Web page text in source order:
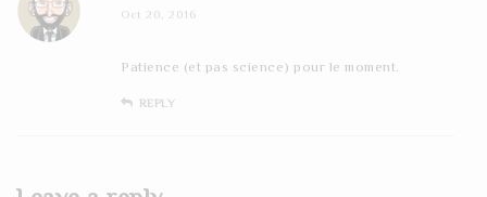
Oct 20, 2016
Patience (et pas science) pour le moment.
REPLY